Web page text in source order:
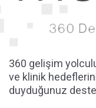
360 gelişim
ve klinik
duyduğunuz